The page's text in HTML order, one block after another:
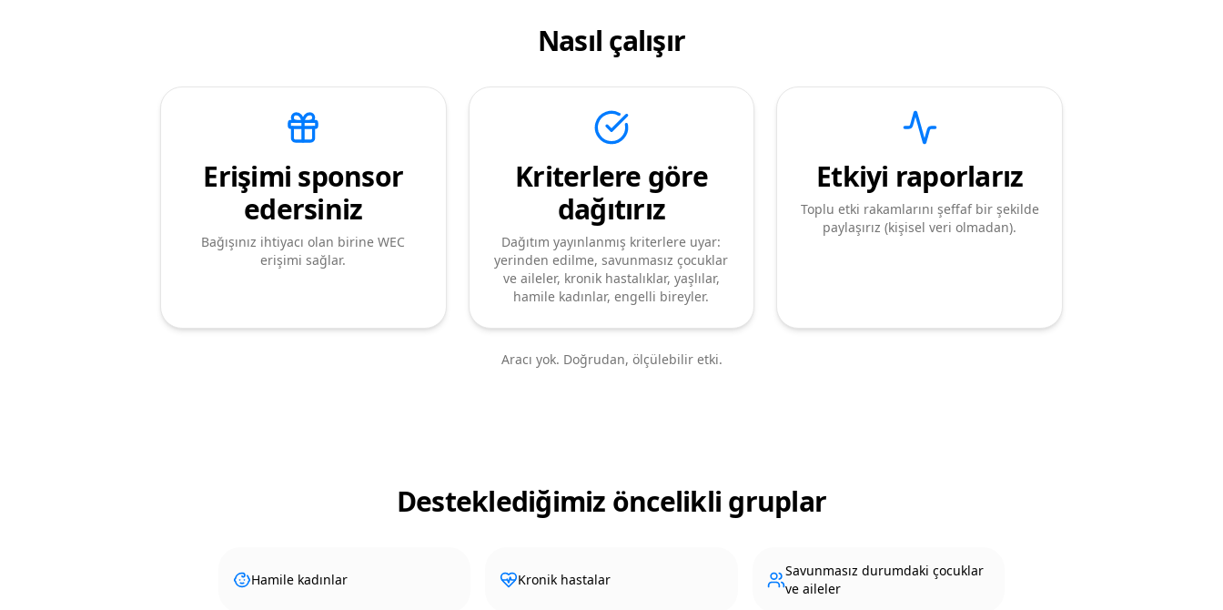
Nasıl çalışır
Erişimi sponsor
edersiniz
Bağışınız ihtiyacı olan birine WEC
erişimi sağlar.
Kriterlere göre
dağıtırız
Dağıtım yayınlanmış kriterlere uyar:
yerinden edilme, savunmasız çocuklar
ve aileler, kronik hastalıklar, yaşlılar,
hamile kadınlar, engelli bireyler.
Etkiyi raporlarız
Toplu etki rakamlarını şeffaf bir şekilde
paylaşırız (kişisel veri olmadan).
Aracı yok. Doğrudan, ölçülebilir etki.
Desteklediğimiz öncelikli gruplar
Hamile kadınlar Kronik hastalar
Savunmasız durumdaki çocuklar
ve aileler